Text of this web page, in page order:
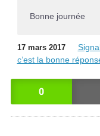
Bonne journée
17 mars 2017
c’est la bonne
0